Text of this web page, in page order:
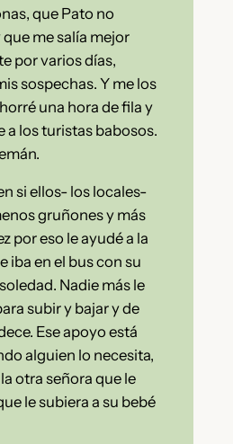
que Pato no
me salía mejor
por varios días,
sospechas. Y me los
una hora de fila y
a los turistas babosos.
si ellos- los locales-
gruñones y más
por eso le ayudé a la
iba en el bus con su
Nadie más le
subir y bajar y de
Ese apoyo está
alguien lo necesita,
otra señora que le
le subiera a su bebé